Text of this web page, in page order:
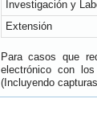
Investigación y
Extensión
Para casos que
electrónico con
(Incluyendo